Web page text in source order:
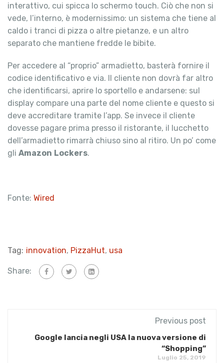
interattivo, cui spicca lo schermo touch. Ciò che non si
vede, l’interno, è modernissimo: un sistema che tiene al
caldo i tranci di pizza o altre pietanze, e un altro
separato che mantiene fredde le bibite.
Per accedere al “proprio” armadietto, basterà fornire il
codice identificativo e via. Il cliente non dovrà far altro
che identificarsi, aprire lo sportello e andarsene: sul
display compare una parte del nome cliente e questo si
deve accreditare tramite l’app. Se invece il cliente
dovesse pagare prima presso il ristorante, il lucchetto
dell’armadietto rimarrà chiuso sino al ritiro. Un po’ come
gli Amazon Lockers.
Fonte: Wired
Tag: innovation, PizzaHut, usa
Share:
Previous post
Google lancia negli USA la nuova versione di
“Shopping”
Luglio 25, 2019